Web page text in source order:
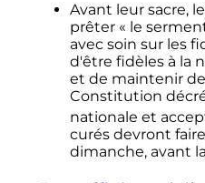
Avant leur sacre,
prêter « le
avec soin sur les
d'être fidèles à la
et de maintenir
Constitution
nationale et
curés devront
dimanche, avant